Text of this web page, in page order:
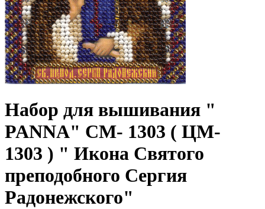
Набор для вышивания "
PANNA" CM- 1303 ( ЦМ-
1303 ) " Икона Святого
преподобного Сергия
Радонежского"